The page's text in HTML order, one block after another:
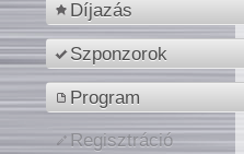
Díjazás
Szponzorok
Program
Regisztráció